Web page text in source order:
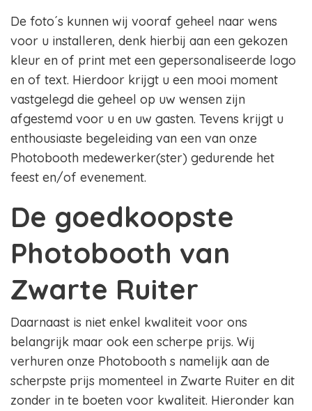
De foto´s kunnen wij vooraf geheel naar wens
voor u installeren, denk hierbij aan een gekozen
kleur en of print met een gepersonaliseerde logo
en of text. Hierdoor krijgt u een mooi moment
vastgelegd die geheel op uw wensen zijn
afgestemd voor u en uw gasten. Tevens krijgt u
enthousiaste begeleiding van een van onze
Photobooth medewerker(ster) gedurende het
feest en/of evenement.
De goedkoopste
Photobooth van
Zwarte Ruiter
Daarnaast is niet enkel kwaliteit voor ons
belangrijk maar ook een scherpe prijs. Wij
verhuren onze Photobooth s namelijk aan de
scherpste prijs momenteel in Zwarte Ruiter en dit
zonder in te boeten voor kwaliteit. Hieronder kan